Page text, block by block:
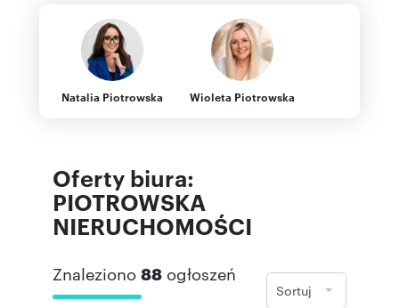
Natalia Piotrowska Wioleta Piotrowska
Oferty biura:
PIOTROWSKA
NIERUCHOMOŚCI
Znaleziono 88 ogłoszeń
Sortuj